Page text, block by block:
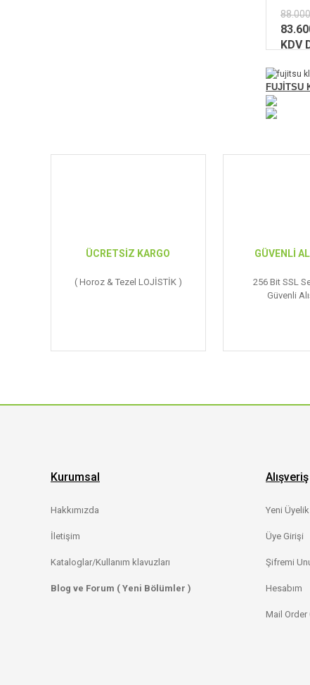
KDV
FUJİTSU
ÜCRETSİZ KARGO
( Horoz & Tezel LOJİSTİK )
GÜVENLİ
256 Bit SSL
Güvenli
Kurumsal
Hakkımızda
İletişim
Kataloglar/Kullanım klavuzları
Blog ve Forum ( Yeni Bölümler )
Alışveriş
Yeni Üyelik
Üye Girişi
Şifremi
Hesabım
Mail Order